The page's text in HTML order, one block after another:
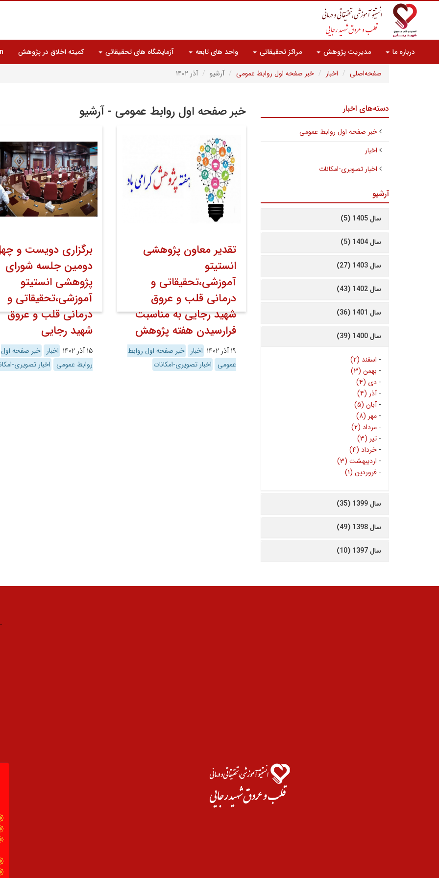
درباره ما مدیریت پژوهش مراکز تحقیقاتی واحد های تابعه آزمایشگاه های تحقیقاتی کمیته اخلاق در پژوهش
صفحه‌اصلی
اخبار خبر صفحه اول روابط عمومی آرشیو آذر ۱۴۰۲
خبر صفحه اول روابط عمومی - آرشیو
تقدیر معاون پژوهشی
انستیتو
آموزشی،تحقیقاتی و
درمانی قلب و عروق
شهید رجایی به مناسبت
فرارسیدن هفته پژوهش
۱۹ آذر ۱۴۰۲ اخبار
خبر صفحه اول روابط
عمومی اخبار تصویری-امکانات
برگزاری دویست­ و
دومین جلسه شورای
پژوهشی انستیتو
آموزشی،تحقیقاتی و
درمانی قلب و عروق
شهید رجایی
۱۵ آذر ۱۴۰۲ اخبار خبر صفحه اول
روابط عمومی اخبار تصویری-
دسته‌های اخبار
خبر صفحه اول روابط عمومی
اخبار
اخبار تصویری-امکانات
آرشیو
سال 1405 (5)
سال 1404 (5)
سال 1403 (27)
سال 1402 (43)
سال 1401 (36)
سال 1400 (39)
- اسفند (۲)
- بهمن (۳)
- دی (۴)
-آذر (۴)
-آبان (۵)
- مهر (۸)
- مرداد (۲)
- تیر (۳)
- خرداد (۴)
- اردیبهشت (۳)
- فروردین (۱)
سال 1399 (35)
سال 1398 (49)
سال 1397 (10)